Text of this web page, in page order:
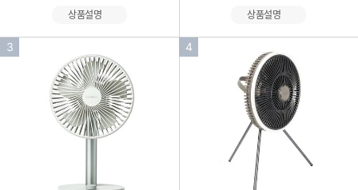
상품설명 상품설명
인
3
인
4